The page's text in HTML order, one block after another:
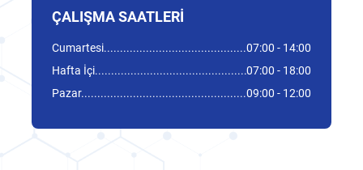
ÇALIŞMA SAATLERI
Cumartesi
07:00 - 14:00
Hafta İçi
07:00 - 18:00
Pazar
09:00 - 12:00